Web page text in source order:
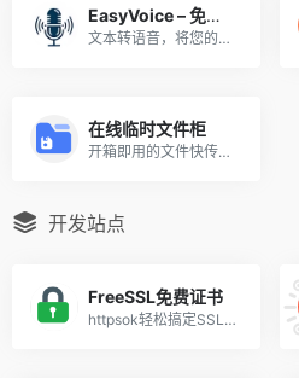
EasyVoice – 免费文字转语音
文本转语音，将您的文本一键转换为自然流畅的语音，提供多种语言库。
在线临时文件柜
开箱即用的文件快传系统
开发站点
FreeSSL免费证书
httpsok轻松搞定SSL证书自动续期 一键HTTPS SSL证书自动续期